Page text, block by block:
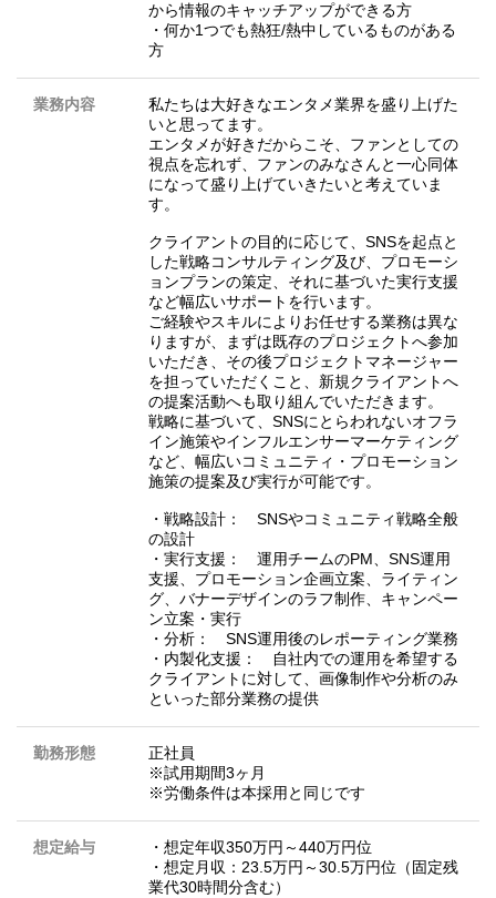
から情報のキャッチアップができる方
・何か1つでも熱狂/熱中しているものがある
方
業務内容
私たちは大好きなエンタメ業界を盛り上げた
いと思ってます。
エンタメが好きだからこそ、ファンとしての
視点を忘れず、ファンのみなさんと一心同体
になって盛り上げていきたいと考えていま
す。
クライアントの目的に応じて、SNSを起点と
した戦略コンサルティング及び、プロモーシ
ョンプランの策定、それに基づいた実行支援
など幅広いサポートを行います。
ご経験やスキルによりお任せする業務は異な
りますが、まずは既存のプロジェクトへ参加
いただき、その後プロジェクトマネージャー
を担っていただくこと、新規クライアントへ
の提案活動へも取り組んでいただきます。
戦略に基づいて、SNSにとらわれないオフラ
イン施策やインフルエンサーマーケティング
など、幅広いコミュニティ・プロモーション
施策の提案及び実行が可能です。
・戦略設計： SNSやコミュニティ戦略全般
の設計
・実行支援： 運用チームのPM、SNS運用
支援、プロモーション企画立案、ライティン
グ、バナーデザインのラフ制作、キャンペー
ン立案・実行
・分析： SNS運用後のレポーティング業務
・内製化支援： 自社内での運用を希望する
クライアントに対して、画像制作や分析のみ
といった部分業務の提供
勤務形態
正社員
※試用期間3ヶ月
※労働条件は本採用と同じです
想定給与
・想定年収350万円～440万円位
・想定月収：23.5万円～30.5万円位（固定残
業代30時間分含む）